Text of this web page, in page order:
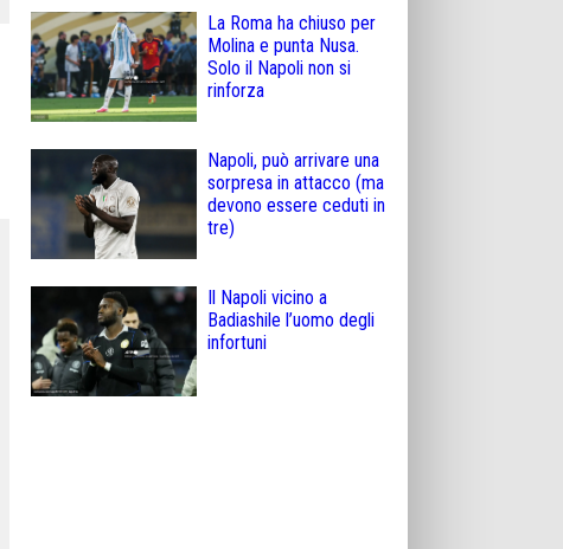
La Roma ha chiuso per
Molina e punta Nusa.
Solo il Napoli non si
rinforza
Napoli, può arrivare una
sorpresa in attacco (ma
devono essere ceduti in
tre)
Il Napoli vicino a
Badiashile l’uomo degli
infortuni